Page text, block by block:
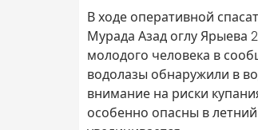
В ходе оперативной
Мурада Азад оглу Ярыева
молодого человека в
водолазы обнаружили в
внимание на риски
особенно опасны в